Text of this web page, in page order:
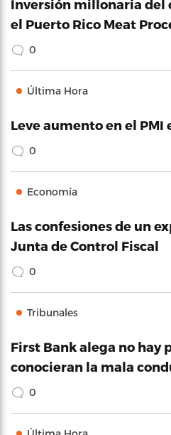
Inversión millonaria del
el Puerto Rico Meat
0
Última Hora
Leve aumento en el PMI
0
Economía
Las confesiones de un
Junta de Control Fiscal
0
Tribunales
First Bank alega no hay
conocieran la mala
0